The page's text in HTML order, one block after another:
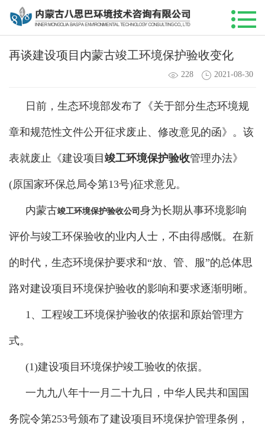
再谈建设项目内蒙古竣工环境保护验收变化
228 2021-08-30
日前，生态环境部发布了《关于部分生态环境规
章和规范性文件公开征求废止、修改意见的函》。该
表就废止《建设项目 竣工环境保护验收管理办法》
(原国家环保总局令第13号)征求意见。
内蒙古竣工环境保护验收公司 身为长期从事环境影响
评价与竣工环保验收的业内人士，不由得感慨。 在新
的时代，生态环境保护要求和“放、管、服”的总体思
路对建设项目环境保护验收的影响和要求逐渐明晰。
1、 工程竣工环境保护验收的依据和原始管理方
式。
(1)建设项目环境保护竣工验收的依据。
一九九八年十一月二十九日，中华人民共和国国
务院令第253号颁布了建设项目环境保护管理条例，